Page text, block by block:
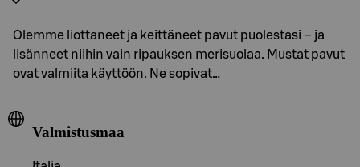
Olemme liottaneet ja keittäneet pavut puolestasi – ja
lisänneet niihin vain ripauksen merisuolaa. Mustat pavut
ovat valmiita käyttöön. Ne sopivat…
Valmistusmaa